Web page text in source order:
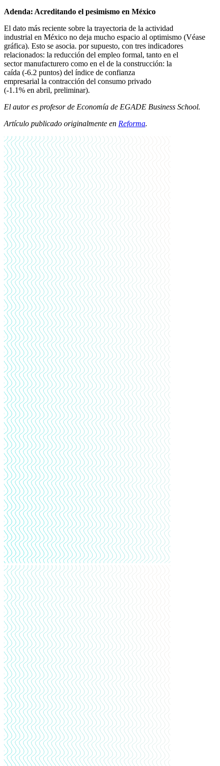
Adenda: Acreditando el pesimismo en México
El dato más reciente sobre la trayectoria de la actividad
industrial en México no deja mucho espacio al optimismo (Véase
gráfica). Esto se asocia. por supuesto, con tres indicadores
relacionados: la reducción del empleo formal, tanto en el
sector manufacturero como en el de la construcción: la
caída (-6.2 puntos) del índice de confianza
empresarial la contracción del consumo privado
(-1.1% en abril, preliminar).
El autor es profesor de Economía de EGADE Business School.
Artículo publicado originalmente en Reforma.